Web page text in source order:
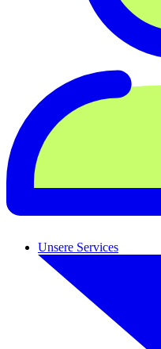
Unsere Services